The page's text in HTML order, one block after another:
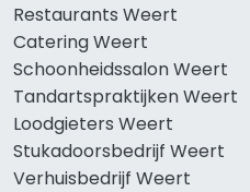
Restaurants Weert
Catering Weert
Schoonheidssalon Weert
Tandartspraktijken Weert
Loodgieters Weert
Stukadoorsbedrijf Weert
Verhuisbedrijf Weert